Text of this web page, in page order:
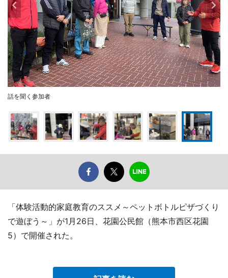
話を聞く参加者
「体験活動的家庭教育のススメ～ペットボトルピザづくり
で遊ぼう～」が1月26日、花園公民館（熊本市西区花園
5）で開催された。